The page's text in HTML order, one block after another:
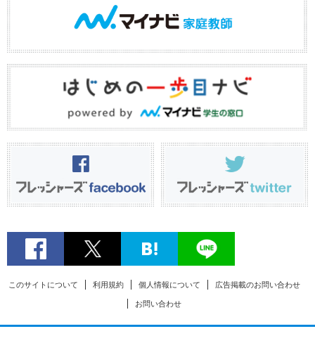
このサイトについて 利用規約 個人情報について 広告掲載のお問い合わせ
お問い合わせ